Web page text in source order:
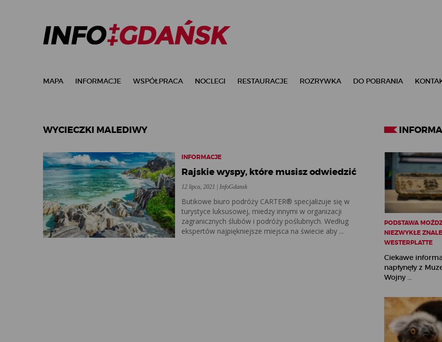
MAPA INFORMACJE WSPÓŁPRACA NOCLEGI RESTAURACJE ROZRYWKA DO POBRANIA
WYCIECZKI MALEDIWY
INFORMACJE
Rajskie wyspy, które musisz odwiedzić
12 lipca, 2021 | InfoGdansk
Butikowe biuro podróży CARTER® specjalizuje się w
turystyce luksusowej, miedzy innymi w organizacji
zagranicznych ślubów i podróży poślubnych. Według
ekspertów najpiękniejsze miejsca na świecie aby ...
PODSTAWA
NIEZWYKŁE
WESTERPLATTE
Ciekawe
napłynęły z
Wojny ...